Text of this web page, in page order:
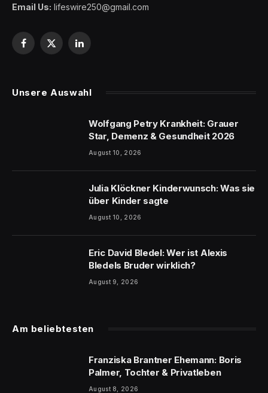
Email Us: lifeswire250@gmail.com
Facebook
X
LinkedIn
Unsere Auswahl
Wolfgang Petry Krankheit: Grauer
Star, Demenz & Gesundheit 2026
August 10, 2026
Julia Klöckner Kinderwunsch: Was sie
über Kinder sagte
August 10, 2026
Eric David Bledel: Wer ist Alexis
Bledels Bruder wirklich?
August 9, 2026
Am beliebtesten
Franziska Brantner Ehemann: Boris
Palmer, Tochter & Privatleben
August 8, 2026